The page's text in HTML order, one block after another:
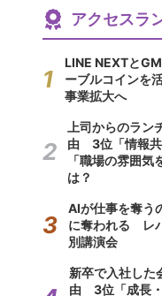
アクセスラ
LINE NEXTと
ーブルコインを
事業拡大へ
上司からのラ
由 3位「情報共
「職場の雰囲
は？
AIが仕事を奪う
に奪われる レ
別講演会
新卒で入社した
由 3位「成長